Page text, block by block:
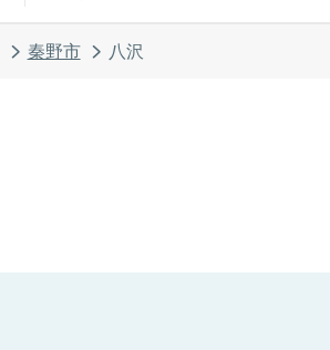
秦野市 八沢